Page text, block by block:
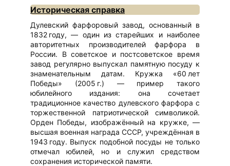
Историческая справка
Дулевский фарфоровый завод, основанный в
1832 году, — один из старейших и наиболее
авторитетных производителей фарфора в
России. В советское и постсоветское время
завод регулярно выпускал памятную посуду к
знаменательным датам. Кружка «60 лет
Победы» (2005 г.) — пример такого
юбилейного издания: она сочетает
традиционное качество дулевского фарфора с
торжественной патриотической символикой.
Орден Победы, изображённый на кружке, —
высшая военная награда СССР, учреждённая в
1943 году. Выпуск подобной посуды не только
отмечал юбилей, но и служил средством
сохранения исторической памяти.